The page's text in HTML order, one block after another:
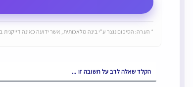
* הערה: הסיכום נוצר ע"י בינה מלאכותית, אשר ידועה כאינה